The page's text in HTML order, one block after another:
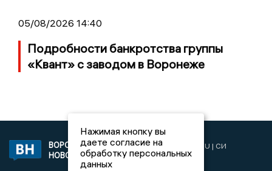
05/08/2026 14:40
Подробности банкротства группы
«Квант» с заводом в Воронеже
ВОРОНЕЖСКИЕ
НОВОСТИ
2019 © VORONEZHNEWS.RU | СИ
«Воронежские новости»
Нажимая кнопку вы
даете согласие на
обработку персональных
данных